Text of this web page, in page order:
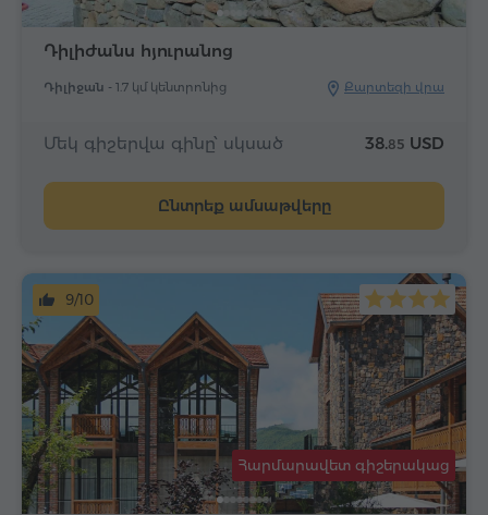
Դիլիժանս հյուրանոց
Դիլիջան - 1.7 կմ կենտրոնից Քարտեզի վրա
Մեկ գիշերվա գինը՝ սկսած 38.85 USD
Ընտրեք ամսաթվերը
Հարմարավետ գիշերակաց
9/10